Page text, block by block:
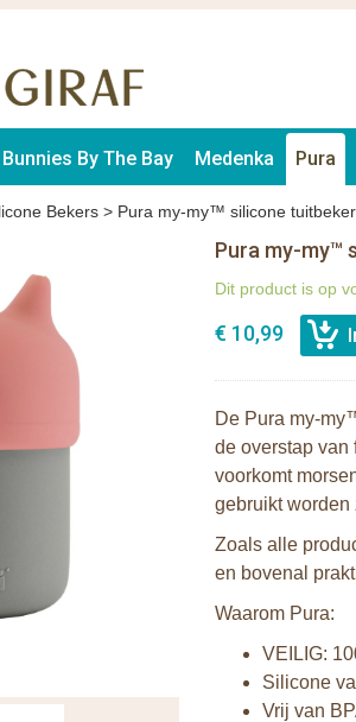
Bunnies By The Bay Medenka Pura
Bekers > Pura my-my™ silicone
Pura my-my™
Dit product is op
€ 10,99
De Pura my-
de overstap van
voorkomt
gebruikt worden
Zoals alle
en bovenal
Waarom Pura:
VEILIG:
Silicone
Vrij van